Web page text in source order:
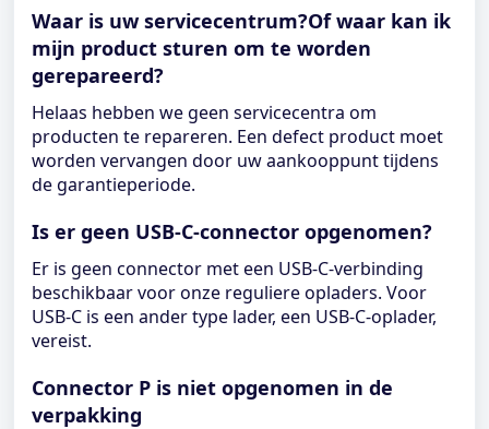
Waar is uw servicecentrum?Of waar kan ik
mijn product sturen om te worden
gerepareerd?
Helaas hebben we geen servicecentra om
producten te repareren. Een defect product moet
worden vervangen door uw aankooppunt tijdens
de garantieperiode.
Is er geen USB-C-connector opgenomen?
Er is geen connector met een USB-C-verbinding
beschikbaar voor onze reguliere opladers. Voor
USB-C is een ander type lader, een USB-C-oplader,
vereist.
Connector P is niet opgenomen in de
verpakking